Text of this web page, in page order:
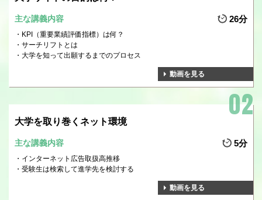
主な講義内容 26分
KPI（重要業績評価指標）は何？
サーチリフトとは
大学を知って出願するまでのプロセス
動画を見る
大学を取り巻くネット環境
主な講義内容 5分
インターネット広告取扱高推移
受験生は検索して進学先を検討する
動画を見る